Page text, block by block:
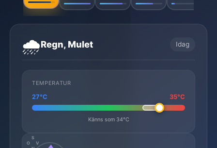
🌧️Regn, Mulet Idag
TEMPERATUR
27°C 35°C
Känns som 34°C
S
O
V